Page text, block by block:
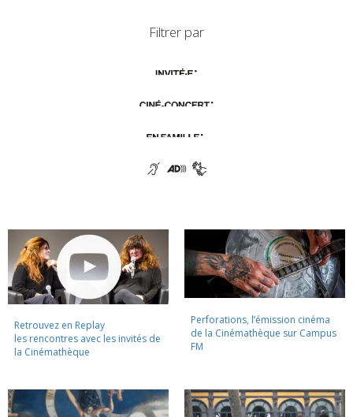
Filtrer par
Retrouvez en Replay
les rencontres avec les invités de
la Cinémathèque
Perforations, l’émission cinéma
de la Cinémathèque sur Campus
FM